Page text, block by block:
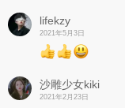
lifekzy
2021年5月3日
沙雕少女kiki
2021年2月23日